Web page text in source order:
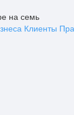
на семь
Клиенты